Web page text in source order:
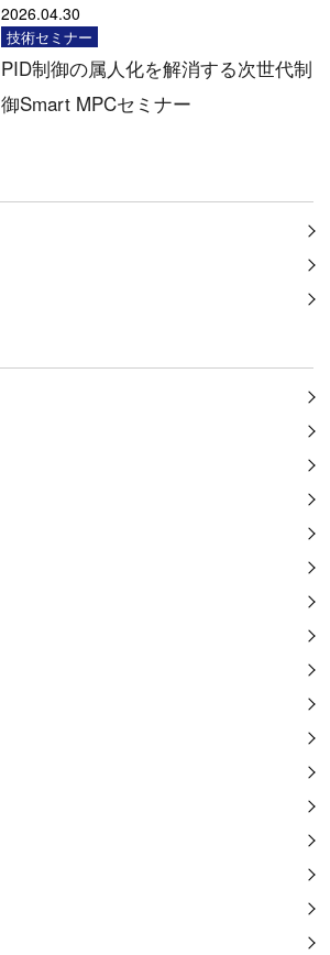
2026.04.30
技術セミナー
PID制御の属人化を解消する次世代制
御Smart MPCセミナー